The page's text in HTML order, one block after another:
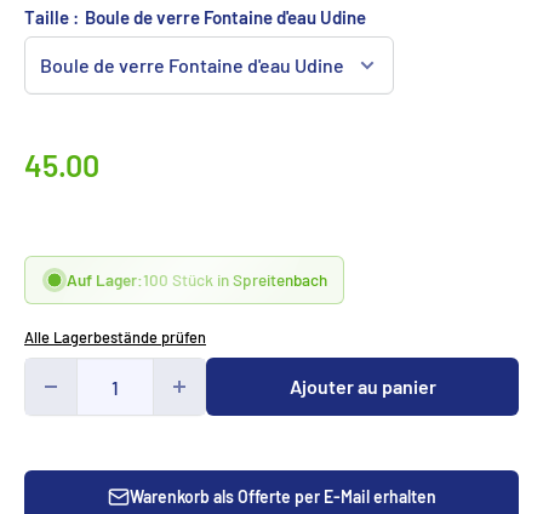
Taille : Boule de verre Fontaine d'eau Udine
Prix
45.00
Auf Lager:100 Stück in Spreitenbach
Alle Lagerbestände prüfen
Ajouter au panier
Warenkorb als Offerte per E-Mail erhalten